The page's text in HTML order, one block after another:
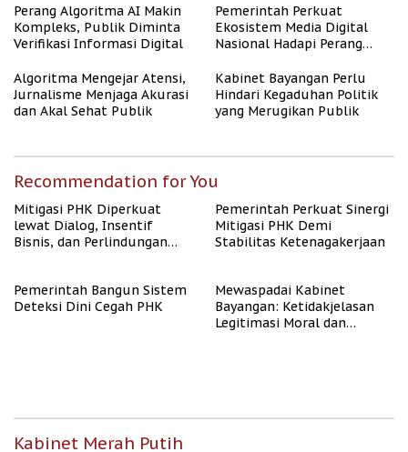
Berpenghasilan Rendah
Perang Algoritma AI Makin
Kompleks, Publik Diminta
Verifikasi Informasi Digital
Pemerintah Perkuat
Ekosistem Media Digital
Nasional Hadapi Perang
Algoritma Mengejar Atensi,
Jurnalisme Menjaga Akurasi
dan Akal Sehat Publik
Kabinet Bayangan Perlu
Hindari Kegaduhan Politik
yang Merugikan Publik
Recommendation for You
Mitigasi PHK Diperkuat
lewat Dialog, Insentif
Bisnis, dan Perlindungan
Pemerintah Perkuat Sinergi
Mitigasi PHK Demi
Stabilitas Ketenagakerjaan
Pemerintah Bangun Sistem
Deteksi Dini Cegah PHK
Mewaspadai Kabinet
Bayangan: Ketidakjelasan
Legitimasi Moral dan
Kabinet Merah Putih